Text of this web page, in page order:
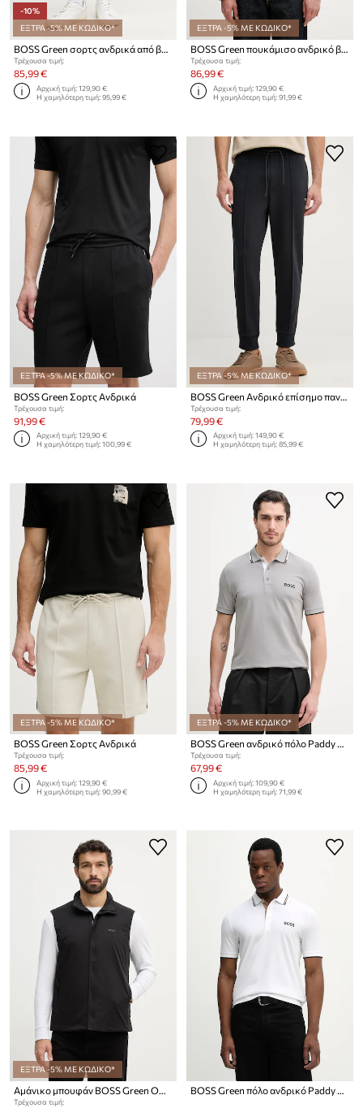
-10%
ΕΞΤΡΑ -5% ΜΕ ΚΩΔΙΚΟ*
BOSS Green σορτς ανδρικά από βαμβάκι
Τρέχουσα τιμή:
85,99 €
Αρχική τιμή:129,90 €
Η χαμηλότερη τιμή:95,99 €
ΕΞΤΡΑ -5% ΜΕ ΚΩΔΙΚΟ*
BOSS Green πουκάμισο ανδρικό βαμβακερό ST_Motion L
Τρέχουσα τιμή:
86,99 €
Αρχική τιμή:129,90 €
Η χαμηλότερη τιμή:91,99 €
ΕΞΤΡΑ -5% ΜΕ ΚΩΔΙΚΟ*
BOSS Green Σορτς Ανδρικά
Τρέχουσα τιμή:
91,99 €
Αρχική τιμή:129,90 €
Η χαμηλότερη τιμή:100,99 €
ΕΞΤΡΑ -5% ΜΕ ΚΩΔΙΚΟ*
Τρέχουσα τιμή:
79,99 €
Αρχική τιμή:149,90 €
Η χαμηλότερη τιμή:85,99 €
ΕΞΤΡΑ -5% ΜΕ ΚΩΔΙΚΟ*
BOSS Green Σορτς Ανδρικά
Τρέχουσα τιμή:
85,99 €
Αρχική τιμή:129,90 €
Η χαμηλότερη τιμή:90,99 €
ΕΞΤΡΑ -5% ΜΕ ΚΩΔΙΚΟ*
BOSS Green ανδρικό πόλο Paddy Pro
Τρέχουσα τιμή:
67,99 €
Αρχική τιμή:109,90 €
Η χαμηλότερη τιμή:71,99 €
ΕΞΤΡΑ -5% ΜΕ ΚΩΔΙΚΟ*
Αμάνικο μπουφάν BOSS Green OW_Lite-X Vest
Τρέχουσα τιμή:
BOSS Green πόλο ανδρικό Paddy Pro